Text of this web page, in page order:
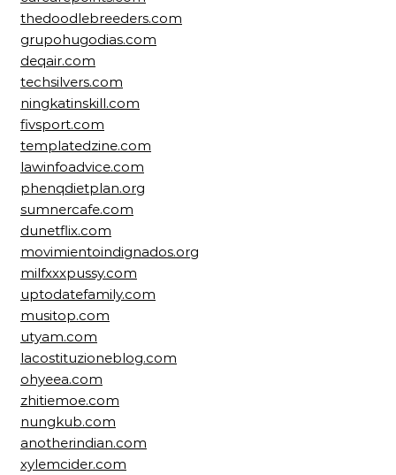
thedoodlebreeders.com
grupohugodias.com
deqair.com
techsilvers.com
ningkatinskill.com
fivsport.com
templatedzine.com
lawinfoadvice.com
phenqdietplan.org
sumnercafe.com
dunetflix.com
movimientoindignados.org
milfxxxpussy.com
uptodatefamily.com
musitop.com
utyam.com
lacostituzioneblog.com
ohyeea.com
zhitiemoe.com
nungkub.com
anotherindian.com
xylemcider.com